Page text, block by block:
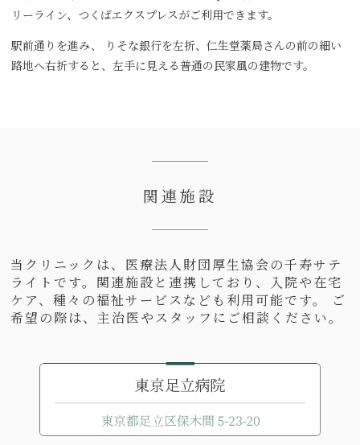
リーライン、つくばエクスプレスがご利用できます。
駅前通りを進み、 りそな銀行を左折、仁生堂薬局さんの前の細い
路地へ右折すると、左手に見える普通の民家風の建物です。
関連施設
当クリニックは、医療法人財団厚生協会の千寿サテ
ライトです。関連施設と連携しており、入院や在宅
ケア、種々の福祉サービスなども利用可能です。 ご
希望の際は、主治医やスタッフにご相談ください。